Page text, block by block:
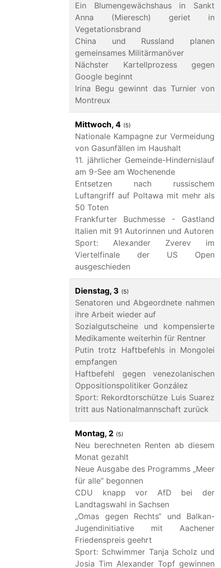
Ein Blumengewächshaus in Sankt
Anna (Mieresch) geriet in
Vegetationsbrand
China und Russland planen
gemeinsames Militärmanöver
Nächster Kartellprozess gegen
Google beginnt
Irina Begu gewinnt das Turnier von
Montreux
Mittwoch, 4 (5)
Nationale Kampagne zur Vermeidung
von Gasunfällen im Haushalt
11. jährlicher Gemeinde-Hindernislauf
am 9-See am Wochenende
Entsetzen nach russischem
Luftangriff auf Poltawa mit mehr als
50 Toten
Frankfurter Buchmesse - Gastland
Italien mit 91 Autorinnen und Autoren
Sport: Alexander Zverev im
Viertelfinale der US Open
ausgeschieden
Dienstag, 3 (5)
Senatoren und Abgeordnete nahmen
ihre Arbeit wieder auf
Sozialgutscheine und kompensierte
Medikamente weiterhin für Rentner
Putin trotz Haftbefehls in Mongolei
empfangen
Haftbefehl gegen venezolanischen
Oppositionspolitiker González
Sport: Rekordtorschütze Luis Suarez
tritt aus Nationalmannschaft zurück
Montag, 2 (5)
Neu berechneten Renten ab diesem
Monat gezahlt
Neue Ausgabe des Programms „Meer
für alle“ begonnen
CDU knapp vor AfD bei der
Landtagswahl in Sachsen
„Omas gegen Rechts“ und Balkan-
Jugendinitiative mit Aachener
Friedenspreis geehrt
Sport: Schwimmer Tanja Scholz und
Josia Tim Alexander Topf gewinnen